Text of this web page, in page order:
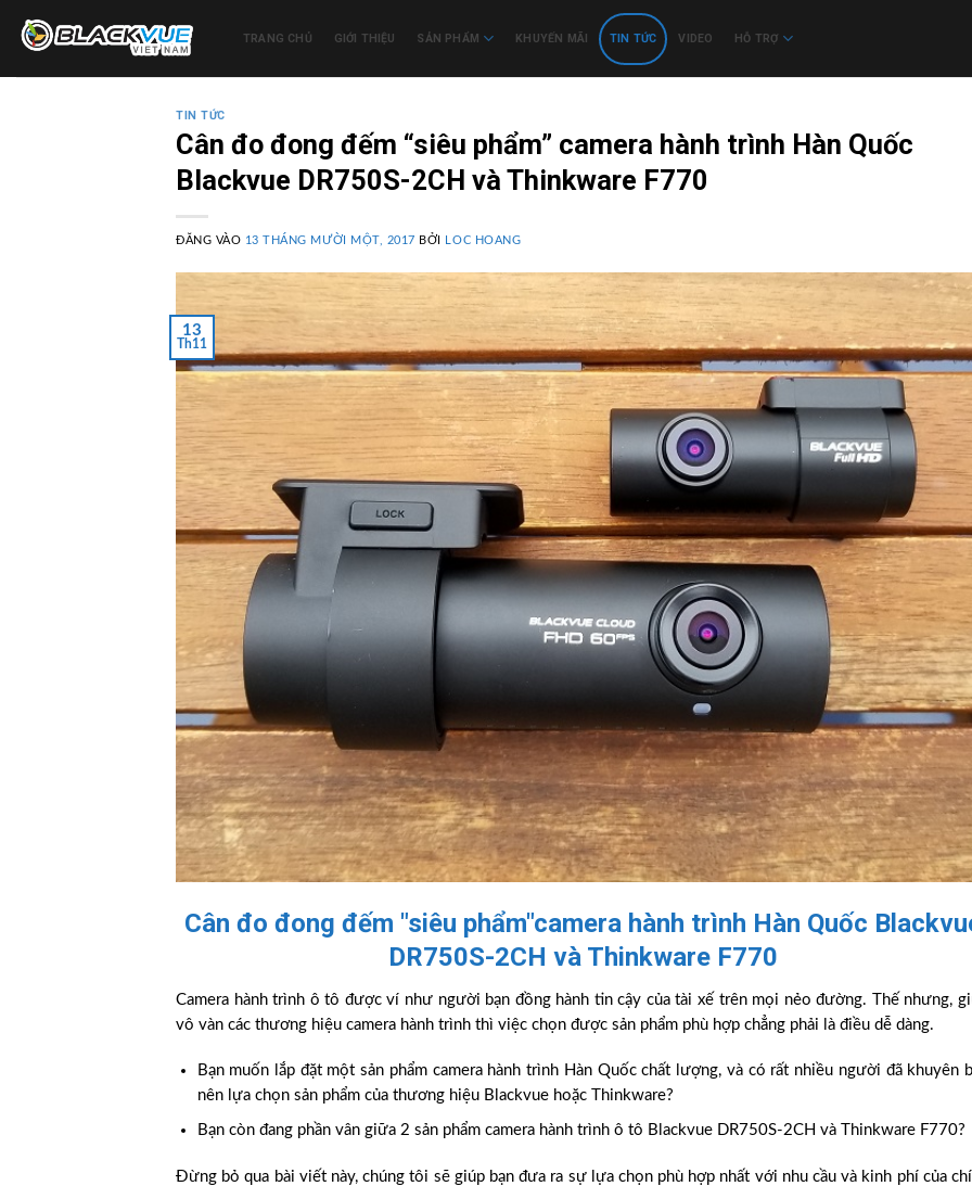
qua
TRANG CHỦ GIỚI THIỆU SẢN PHẨM KHUYẾN MÃI TIN TỨC VIDEO HỖ TRỢ
TIN TỨC
Cân đo đong đếm “siêu phẩm” camera hành trình Hàn Quốc
Blackvue DR750S-2CH và Thinkware F770
ĐĂNG VÀO 13 THÁNG MƯỜI MỘT, 2017 BỞI LOC HOANG
13
Th11
Cân đo đong đếm "siêu phẩm"camera hành trình Hàn Quốc
DR750S-2CH và Thinkware F770
Camera hành trình ô tô được ví như người bạn đồng hành tin cậy của tài xế trên mọi nẻo đường. Thế nhưng,
vô vàn các thương hiệu camera hành trình thì việc chọn được sản phẩm phù hợp chẳng phải là điều dễ dàng.
Bạn muốn lắp đặt một sản phẩm camera hành trình Hàn Quốc chất lượng, và có rất nhiều người đã khuyên
nên lựa chọn sản phẩm của thương hiệu Blackvue hoặc Thinkware?
Bạn còn đang phần vân giữa 2 sản phẩm camera hành trình ô tô Blackvue DR750S-2CH và Thinkware F770?
Đừng bỏ qua bài viết này, chúng tôi sẽ giúp bạn đưa ra sự lựa chọn phù hợp nhất với nhu cầu và kinh phí của